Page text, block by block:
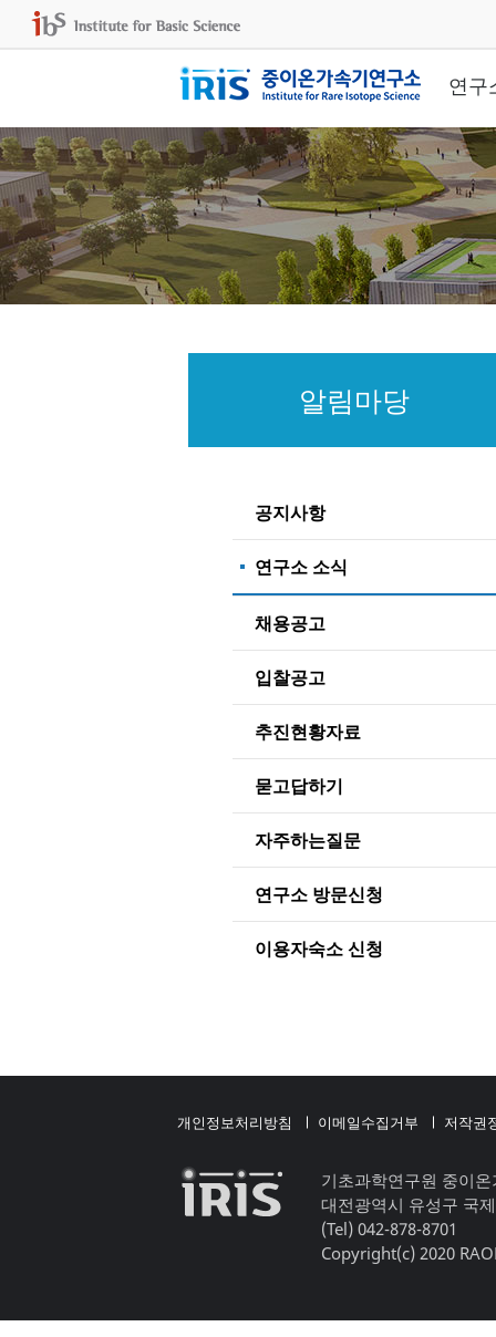
연구
알림마당
공지사항
연구소 소식
채용공고
입찰공고
추진현황자료
묻고답하기
자주하는질문
연구소 방문신청
이용자숙소 신청
개인정보처리방침 이메일수집거부 저작권
기초과학연구원 중이
대전광역시 유성구 국
(Tel) 042-878-8701
Copyright(c) 2020